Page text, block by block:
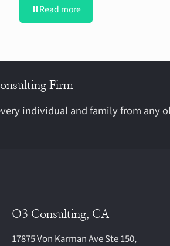
Read more
Firm
individual and family from any
O3 Consulting, CA
17875 Von Karman Ave Ste 150,